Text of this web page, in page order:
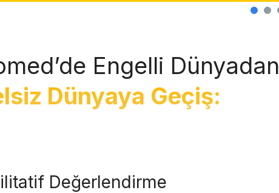
Engelli Dünyadan
Dünyaya Geçiş:
Değerlendirme